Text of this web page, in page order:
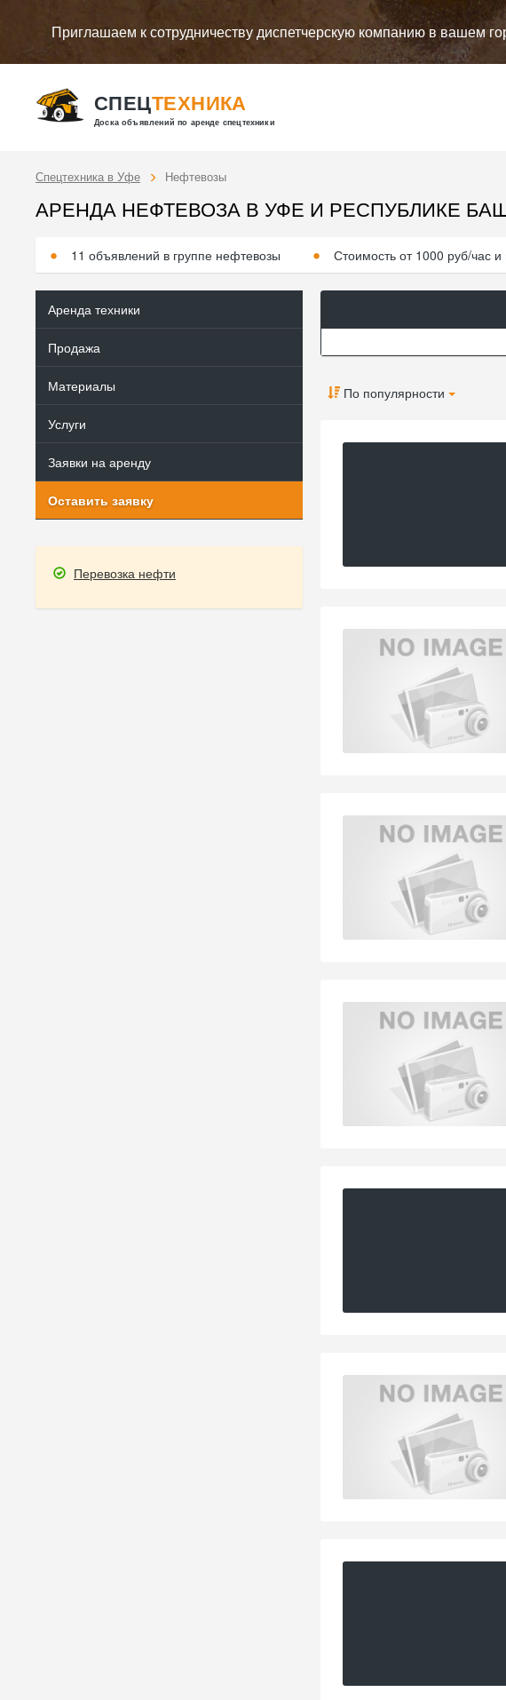
Приглашаем к сотрудничеству диспетчерскую компанию в вашем
СПЕЦТЕХНИКА
Доска объявлений по аренде спецтехники
Спецтехника в Уфе Нефтевозы
АРЕНДА НЕФТЕВОЗА В УФЕ И РЕСПУБЛИКЕ
11 объявлений в группе нефтевозы Стоимость от 1000 руб/час
Аренда техники
Продажа
Материалы
Услуги
Заявки на аренду
Оставить заявку
Перевозка нефти
По популярности